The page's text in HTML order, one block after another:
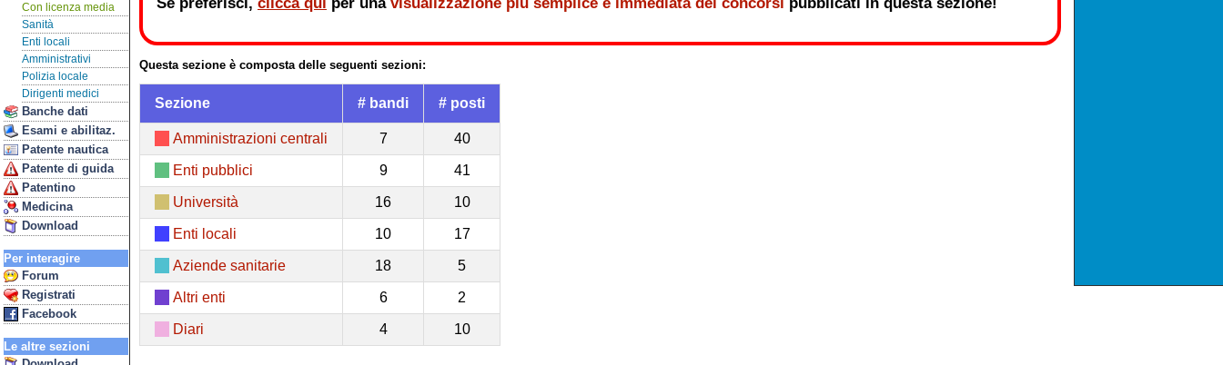
Con licenza media
Sanità
Enti locali
Amministrativi
Polizia locale
Dirigenti medici
Banche dati
Esami e abilitaz.
Patente nautica
Patente di guida
Patentino
Medicina
Download
Per interagire
Forum
Registrati
Facebook
Le altre sezioni
Questa sezione è composta delle seguenti sezioni:
Sezione # bandi # posti
Amministrazioni centrali 7 40
Enti pubblici 9 41
Università 16 10
Enti locali 10 17
Aziende sanitarie 18 5
Altri enti 6 2
Diari 4 10